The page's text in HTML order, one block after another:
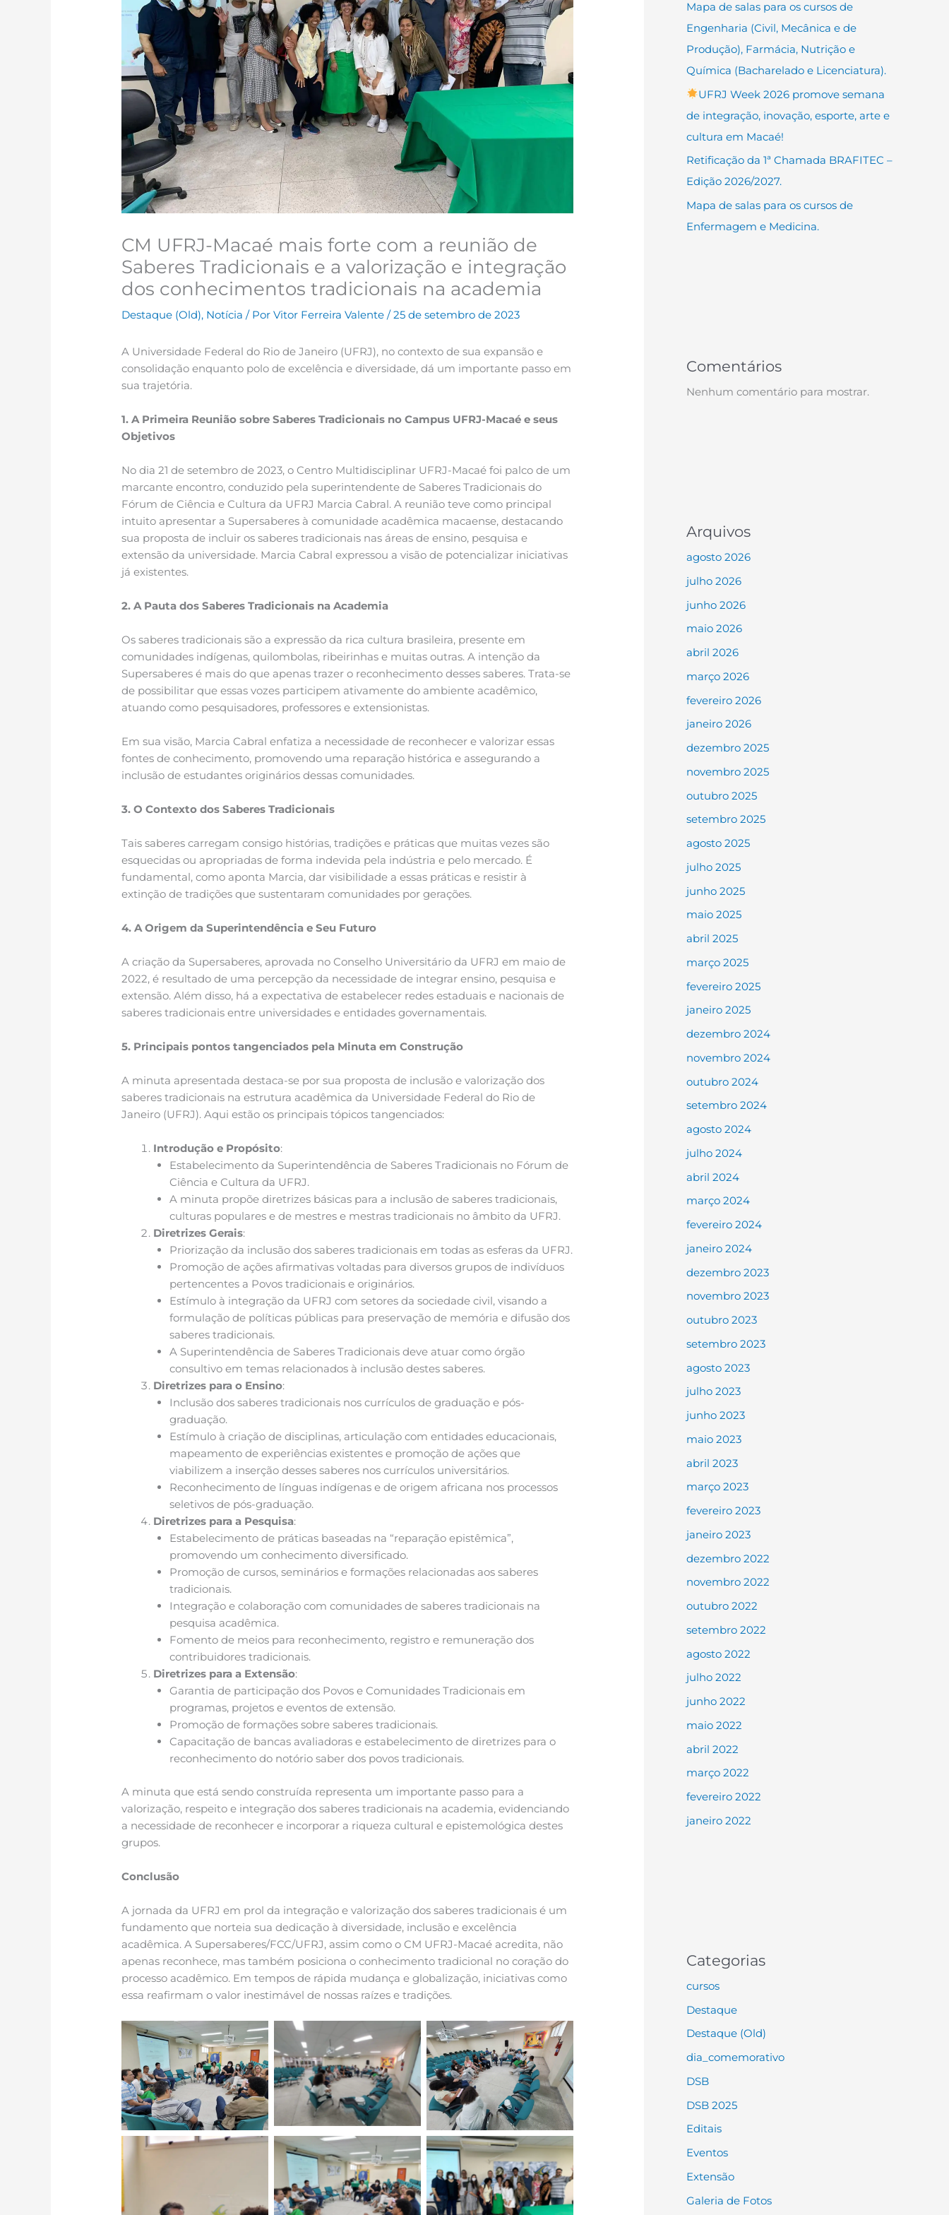
CM UFRJ-Macaé mais forte com a reunião de
Saberes Tradicionais e a valorização e integração
dos conhecimentos tradicionais na academia
Destaque (Old), Notícia / PorVitor Ferreira Valente/25 de setembro de 2023
A Universidade Federal do Rio de Janeiro (UFRJ), no contexto de sua expansão e
consolidação enquanto polo de excelência e diversidade, dá um importante passo em
sua trajetória.
1. A Primeira Reunião sobre Saberes Tradicionais no Campus UFRJ-Macaé e seus
Objetivos
No dia 21 de setembro de 2023, o Centro Multidisciplinar UFRJ-Macaé foi palco de um
marcante encontro, conduzido pela superintendente de Saberes Tradicionais do
Fórum de Ciência e Cultura da UFRJ Marcia Cabral. A reunião teve como principal
intuito apresentar a Supersaberes à comunidade acadêmica macaense, destacando
sua proposta de incluir os saberes tradicionais nas áreas de ensino, pesquisa e
extensão da universidade. Marcia Cabral expressou a visão de potencializar iniciativas
já existentes.
2. A Pauta dos Saberes Tradicionais na Academia
Os saberes tradicionais são a expressão da rica cultura brasileira, presente em
comunidades indígenas, quilombolas, ribeirinhas e muitas outras. A intenção da
Supersaberes é mais do que apenas trazer o reconhecimento desses saberes. Trata-se
de possibilitar que essas vozes participem ativamente do ambiente acadêmico,
atuando como pesquisadores, professores e extensionistas.
Em sua visão, Marcia Cabral enfatiza a necessidade de reconhecer e valorizar essas
fontes de conhecimento, promovendo uma reparação histórica e assegurando a
inclusão de estudantes originários dessas comunidades.
3. O Contexto dos Saberes Tradicionais
Tais saberes carregam consigo histórias, tradições e práticas que muitas vezes são
esquecidas ou apropriadas de forma indevida pela indústria e pelo mercado. É
fundamental, como aponta Marcia, dar visibilidade a essas práticas e resistir à
extinção de tradições que sustentaram comunidades por gerações.
4. A Origem da Superintendência e Seu Futuro
A criação da Supersaberes, aprovada no Conselho Universitário da UFRJ em maio de
2022, é resultado de uma percepção da necessidade de integrar ensino, pesquisa e
extensão. Além disso, há a expectativa de estabelecer redes estaduais e nacionais de
saberes tradicionais entre universidades e entidades governamentais.
5. Principais pontos tangenciados pela Minuta em Construção
A minuta apresentada destaca-se por sua proposta de inclusão e valorização dos
saberes tradicionais na estrutura acadêmica da Universidade Federal do Rio de
Janeiro (UFRJ). Aqui estão os principais tópicos tangenciados:
Introdução e Propósito:
Estabelecimento da Superintendência de Saberes Tradicionais no Fórum de
Ciência e Cultura da UFRJ.
A minuta propõe diretrizes básicas para a inclusão de saberes tradicionais,
culturas populares e de mestres e mestras tradicionais no âmbito da UFRJ.
Diretrizes Gerais:
Priorização da inclusão dos saberes tradicionais em todas as esferas da UFRJ.
Promoção de ações afirmativas voltadas para diversos grupos de indivíduos
pertencentes a Povos tradicionais e originários.
Estímulo à integração da UFRJ com setores da sociedade civil, visando a
formulação de políticas públicas para preservação de memória e difusão dos
saberes tradicionais.
A Superintendência de Saberes Tradicionais deve atuar como órgão
consultivo em temas relacionados à inclusão destes saberes.
Diretrizes para o Ensino:
Inclusão dos saberes tradicionais nos currículos de graduação e pós-
graduação.
Estímulo à criação de disciplinas, articulação com entidades educacionais,
mapeamento de experiências existentes e promoção de ações que
viabilizem a inserção desses saberes nos currículos universitários.
Reconhecimento de línguas indígenas e de origem africana nos processos
seletivos de pós-graduação.
Diretrizes para a Pesquisa:
Estabelecimento de práticas baseadas na “reparação epistêmica”,
promovendo um conhecimento diversificado.
Promoção de cursos, seminários e formações relacionadas aos saberes
tradicionais.
Integração e colaboração com comunidades de saberes tradicionais na
pesquisa acadêmica.
Fomento de meios para reconhecimento, registro e remuneração dos
contribuidores tradicionais.
Diretrizes para a Extensão:
Garantia de participação dos Povos e Comunidades Tradicionais em
programas, projetos e eventos de extensão.
Promoção de formações sobre saberes tradicionais.
Capacitação de bancas avaliadoras e estabelecimento de diretrizes para o
reconhecimento do notório saber dos povos tradicionais.
A minuta que está sendo construída representa um importante passo para a
valorização, respeito e integração dos saberes tradicionais na academia, evidenciando
a necessidade de reconhecer e incorporar a riqueza cultural e epistemológica destes
grupos.
Conclusão
A jornada da UFRJ em prol da integração e valorização dos saberes tradicionais é um
fundamento que norteia sua dedicação à diversidade, inclusão e excelência
acadêmica. A Supersaberes/FCC/UFRJ, assim como o CM UFRJ-Macaé acredita, não
apenas reconhece, mas também posiciona o conhecimento tradicional no coração do
processo acadêmico. Em tempos de rápida mudança e globalização, iniciativas como
essa reafirmam o valor inestimável de nossas raízes e tradições.
Mapa de salas para os cursos de
Engenharia (Civil, Mecânica e de
Produção), Farmácia, Nutrição e
Química (Bacharelado e Licenciatura).
UFRJ Week 2026 promove semana
de integração, inovação, esporte, arte e
cultura em Macaé!
Retificação da 1ª Chamada BRAFITEC –
Edição 2026/2027.
Mapa de salas para os cursos de
Enfermagem e Medicina.
Comentários
Nenhum comentário para mostrar.
Arquivos
agosto 2026
julho 2026
junho 2026
maio 2026
abril 2026
março 2026
fevereiro 2026
janeiro 2026
dezembro 2025
novembro 2025
outubro 2025
setembro 2025
agosto 2025
julho 2025
junho 2025
maio 2025
abril 2025
março 2025
fevereiro 2025
janeiro 2025
dezembro 2024
novembro 2024
outubro 2024
setembro 2024
agosto 2024
julho 2024
abril 2024
março 2024
fevereiro 2024
janeiro 2024
dezembro 2023
novembro 2023
outubro 2023
setembro 2023
agosto 2023
julho 2023
junho 2023
maio 2023
abril 2023
março 2023
fevereiro 2023
janeiro 2023
dezembro 2022
novembro 2022
outubro 2022
setembro 2022
agosto 2022
julho 2022
junho 2022
maio 2022
abril 2022
março 2022
fevereiro 2022
janeiro 2022
Categorias
cursos
Destaque
Destaque (Old)
dia_comemorativo
DSB
DSB 2025
Editais
Eventos
Extensão
Galeria de Fotos